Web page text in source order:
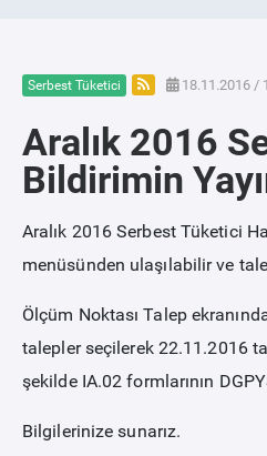
Serbest Tüketici 18.11.2016 /
Aralık 2016
Bildirimin
Aralık 2016 Serbest Tüketici
menüsünden ulaşılabilir ve
Ölçüm Noktası Talep
talepler seçilerek 22.11.2016
şekilde IA.02 formlarının
Bilgilerinize sunarız.